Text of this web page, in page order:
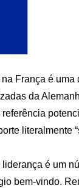
França é
da
literalmente
é um
bem-vindo.